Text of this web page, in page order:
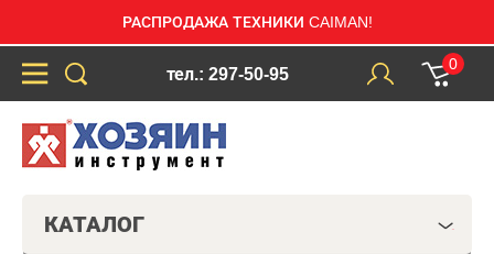
РАСПРОДАЖА ТЕХНИКИ CAIMAN!
тел.: 297-50-95
0
КАТАЛОГ